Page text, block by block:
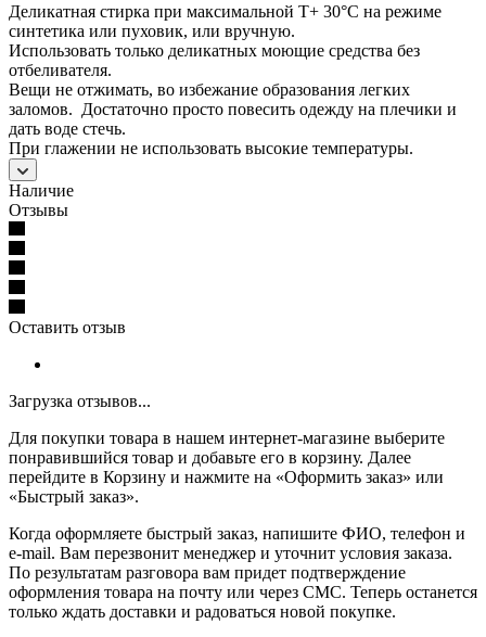
Деликатная стирка при максимальной Т+ 30°С на режиме
синтетика или пуховик, или вручную.
Использовать только деликатных моющие средства без
отбеливателя.
Вещи не отжимать, во избежание образования легких
заломов. Достаточно просто повесить одежду на плечики и
дать воде стечь.
При глажении не использовать высокие температуры.
Наличие
Отзывы
Оставить отзыв
Загрузка отзывов...
Для покупки товара в нашем интернет-магазине выберите
понравившийся товар и добавьте его в корзину. Далее
перейдите в Корзину и нажмите на «Оформить заказ» или
«Быстрый заказ».
Когда оформляете быстрый заказ, напишите ФИО, телефон и
e-mail. Вам перезвонит менеджер и уточнит условия заказа.
По результатам разговора вам придет подтверждение
оформления товара на почту или через СМС. Теперь останется
только ждать доставки и радоваться новой покупке.